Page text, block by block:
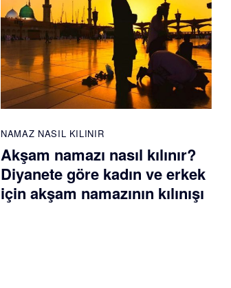
NAMAZ NASIL KILINIR
Akşam namazı nasıl kılınır?
Diyanete göre kadın ve erkek
için akşam namazının kılınışı